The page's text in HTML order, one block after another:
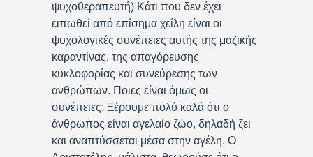
ψυχοθεραπευτή) Κάτι που δεν έχει
ειπωθεί από επίσημα χείλη είναι οι
ψυχολογικές συνέπειες αυτής της μαζικής
καραντίνας, της απαγόρευσης
κυκλοφορίας και συνεύρεσης των
ανθρώπων. Ποιες είναι όμως οι
συνέπειες; Ξέρουμε πολύ καλά ότι ο
άνθρωπος είναι αγελαίο ζώο, δηλαδή ζει
και αναπτύσσεται μέσα στην αγέλη. Ο